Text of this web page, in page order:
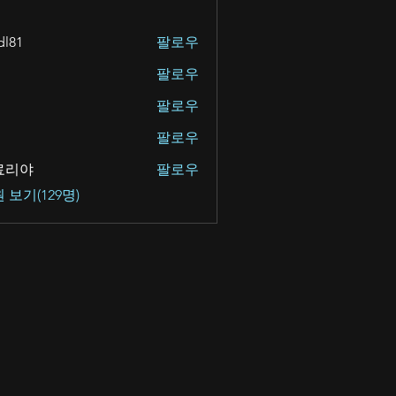
팔로우
팔로우
팔로우
팔로우
리야
팔로우
보기(129명)